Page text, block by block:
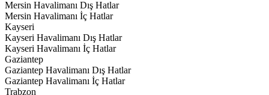
Mersin Havalimanı Dış Hatlar
Mersin Havalimanı İç Hatlar
Kayseri
Kayseri Havalimanı Dış Hatlar
Kayseri Havalimanı İç Hatlar
Gaziantep
Gaziantep Havalimanı Dış Hatlar
Gaziantep Havalimanı İç Hatlar
Trabzon